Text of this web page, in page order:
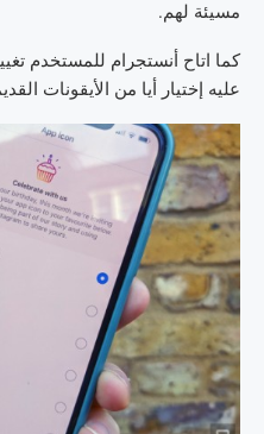
مسيئة لهم.
كما اتاح أنستجرام للمستخدم
عليه إختيار أيا من الأيقونات